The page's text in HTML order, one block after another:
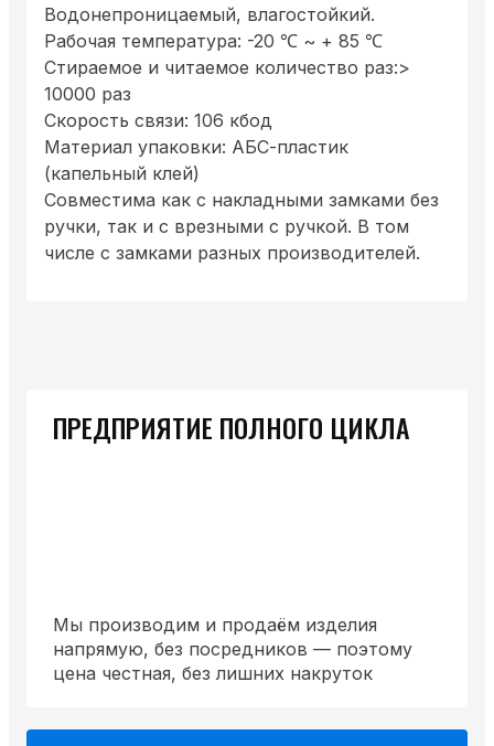
Водонепроницаемый, влагостойкий.
Рабочая температура: -20 ℃ ~ + 85 ℃
Стираемое и читаемое количество раз:>
10000 раз
Скорость связи: 106 кбод
Материал упаковки: АБС-пластик
(капельный клей)
Совместима как с накладными замками без
ручки, так и с врезными с ручкой. В том
числе с замками разных производителей.
ПРЕДПРИЯТИЕ ПОЛНОГО ЦИКЛА
Мы производим и продаём изделия
напрямую, без посредников — поэтому
цена честная, без лишних накруток